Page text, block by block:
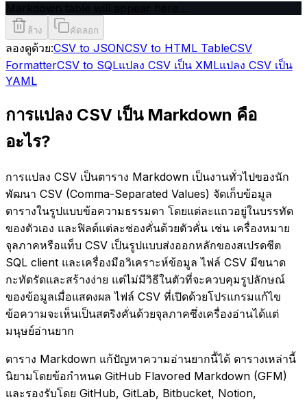
ล้าง คัดลอก
ลองดูด้วย:CSV to JSONCSV to HTML TableCSV
FormatterCSV to SQLแปลง CSV เป็น XMLแปลง CSV เป็น
YAML
การแปลง CSV เป็น Markdown คือ
อะไร?
การแปลง CSV เป็นตาราง Markdown เป็นงานทั่วไปของนัก
พัฒนา CSV (Comma-Separated Values) จัดเก็บข้อมูล
ตารางในรูปแบบข้อความธรรมดา โดยแต่ละแถวอยู่ในบรรทัด
ของตัวเอง และฟิลด์แต่ละช่องคั่นด้วยตัวคั่น เช่น เครื่องหมาย
จุลภาคหรือแท็บ CSV เป็นรูปแบบส่งออกหลักของสเปรดชีต
SQL client และเครื่องมือวิเคราะห์ข้อมูล ไฟล์ CSV มีขนาด
กะทัดรัดและสร้างง่าย แต่ไม่มีวิธีในตัวที่จะควบคุมรูปลักษณ์
ของข้อมูลเมื่อแสดงผล ไฟล์ CSV ที่เปิดด้วยโปรแกรมแก้ไข
ข้อความจะเห็นเป็นสตริงคั่นด้วยจุลภาคซึ่งเครื่องอ่านได้แต่
มนุษย์อ่านยาก
ตาราง Markdown แก้ปัญหาความอ่านยากนี้ได้ ตารางเหล่านี้
นิยามโดยข้อกำหนด GitHub Flavored Markdown (GFM)
และรองรับโดย GitHub, GitLab, Bitbucket, Notion,